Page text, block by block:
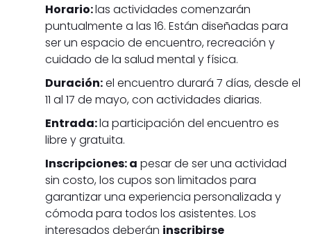
Horario:las actividades comenzarán
puntualmente a las 16. Están diseñadas para
ser un espacio de encuentro, recreación y
cuidado de la salud mental y física.
Duración:el encuentro durará 7 días, desde el
11 al 17 de mayo, con actividades diarias.
Entrada:la participación del encuentro es
libre y gratuita.
Inscripciones: a pesar de ser una actividad
sin costo, los cupos son limitados para
garantizar una experiencia personalizada y
cómoda para todos los asistentes. Los
interesados deberán inscribirse